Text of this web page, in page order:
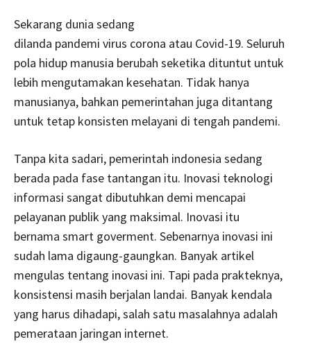
Sekarang dunia sedang
dilanda pandemi virus corona atau Covid-19. Seluruh
pola hidup manusia berubah seketika dituntut untuk
lebih mengutamakan kesehatan. Tidak hanya
manusianya, bahkan pemerintahan juga ditantang
untuk tetap konsisten melayani di tengah pandemi.
Tanpa kita sadari, pemerintah indonesia sedang
berada pada fase tantangan itu. Inovasi teknologi
informasi sangat dibutuhkan demi mencapai
pelayanan publik yang maksimal. Inovasi itu
bernama smart goverment. Sebenarnya inovasi ini
sudah lama digaung-gaungkan. Banyak artikel
mengulas tentang inovasi ini. Tapi pada prakteknya,
konsistensi masih berjalan landai. Banyak kendala
yang harus dihadapi, salah satu masalahnya adalah
pemerataan jaringan internet.